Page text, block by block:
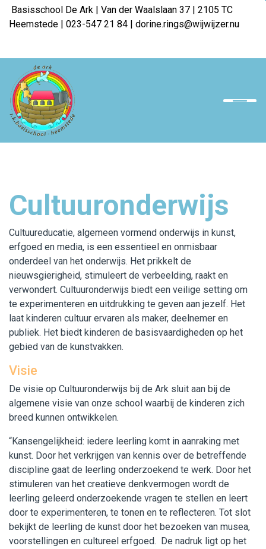
Basisschool De Ark | Van der Waalslaan 37 | 2105 TC
Heemstede | 023-547 21 84 | dorine.rings@wijwijzer.nu
Home
Onze school
Team
Opvang
Downloads
Werken bij WijWijzer
Contact en inschrijving
Cultuuronderwijs
Cultuureducatie, algemeen vormend onderwijs in kunst,
erfgoed en media, is een essentieel en onmisbaar
onderdeel van het onderwijs. Het prikkelt de
nieuwsgierigheid, stimuleert de verbeelding, raakt en
verwondert. Cultuuronderwijs biedt een veilige setting om
te experimenteren en uitdrukking te geven aan jezelf. Het
laat kinderen cultuur ervaren als maker, deelnemer en
publiek. Het biedt kinderen de basisvaardigheden op het
gebied van de kunstvakken.
Visie
De visie op Cultuuronderwijs bij de Ark sluit aan bij de
algemene visie van onze school waarbij de kinderen zich
breed kunnen ontwikkelen.
“Kansengelijkheid: iedere leerling komt in aanraking met
kunst. Door het verkrijgen van kennis over de betreffende
discipline gaat de leerling onderzoekend te werk. Door het
stimuleren van het creatieve denkvermogen wordt de
leerling geleerd onderzoekende vragen te stellen en leert
door te experimenteren, te tonen en te reflecteren. Tot slot
bekijkt de leerling de kunst door het bezoeken van musea,
voorstellingen en cultureel erfgoed. De nadruk ligt op het